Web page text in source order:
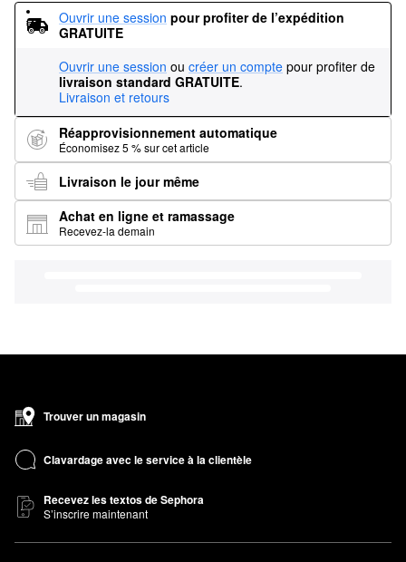
Ouvrir une session pour profiter de l’expédition
GRATUITE
Ouvrir une session ou créer un compte pour profiter de
livraison standard GRATUITE.
Livraison et retours
Réapprovisionnement automatique
Économisez 5 % sur cet article
Livraison le jour même
Achat en ligne et ramassage
Recevez-la demain
Trouver un magasin
Clavardage avec le service à la clientèle
Recevez les textos de Sephora
S’inscrire maintenant